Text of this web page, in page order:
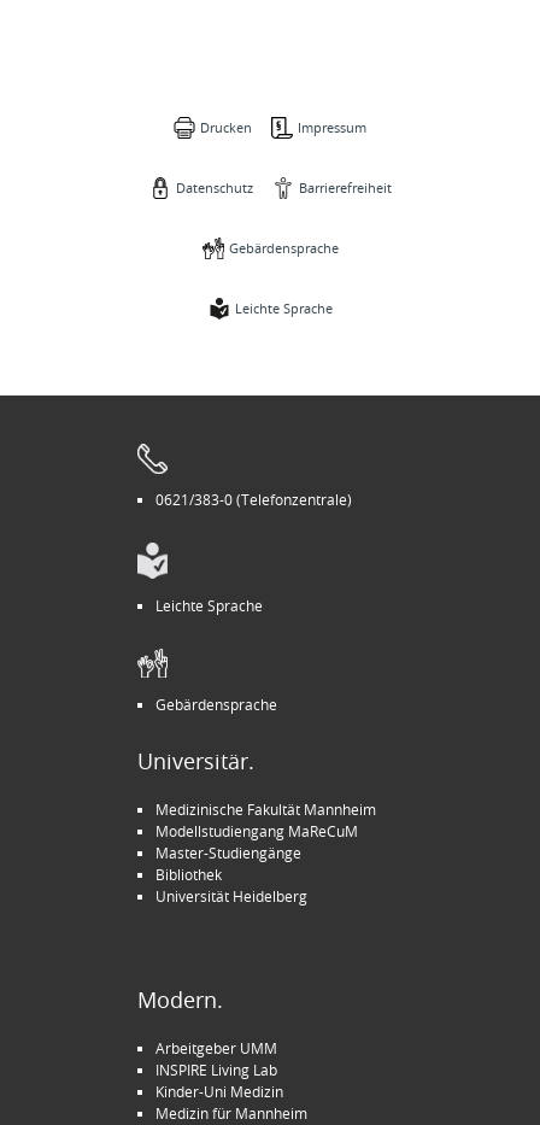
Drucken Impressum
Datenschutz Barrierefreiheit
Gebärdensprache
Leichte Sprache
0621/383-0 (Telefonzentrale)
Leichte Sprache
Gebärdensprache
Universitär.
Medizinische Fakultät Mannheim
Modellstudiengang MaReCuM
Master-Studiengänge
Bibliothek
Universität Heidelberg
Modern.
Arbeitgeber UMM
INSPIRE Living Lab
Kinder-Uni Medizin
Medizin für Mannheim